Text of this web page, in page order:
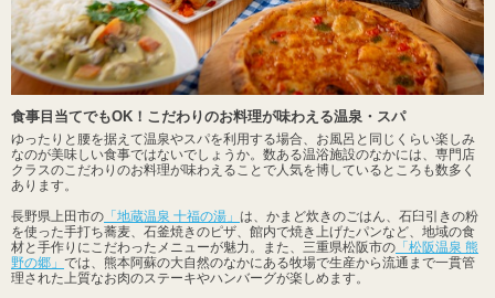
食事目当てでもOK！こだわりのお料理が味わえる温泉・スパ
ゆったりと腰を据えて温泉やスパを利用する場合、お風呂と同じくらい楽しみ
なのが美味しい食事ではないでしょうか。数ある温浴施設のなかには、専門店
クラスのこだわりのお料理が味わえることで人気を博しているところも数多く
あります。
長野県上田市の 「地蔵温泉 十福の湯」 は、かまど炊きのごはん、石臼引きの粉
を使った手打ち蕎麦、石釜焼きのピザ、館内で焼き上げたパンなど、地域の食
材と手作りにこだわったメニューが魅力。また、三重県松阪市の 「松阪温泉 熊
野の郷」 では、熊本阿蘇の大自然のなかにある牧場で生産から流通まで一貫管
理された上質なお肉のステーキやハンバーグが楽しめます。